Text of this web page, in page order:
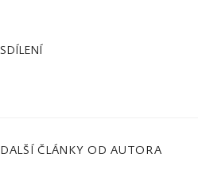
SDÍLENÍ
DALŠÍ ČLÁNKY OD AUTORA